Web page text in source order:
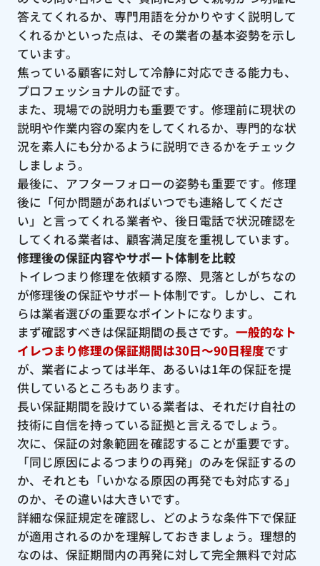
答えてくれるか、専門用語を分かりやすく説明して
くれるかといった点は、その業者の基本姿勢を示し
ています。
焦っている顧客に対して冷静に対応できる能力も、
プロフェッショナルの証です。
また、現場での説明力も重要です。修理前に現状の
説明や作業内容の案内をしてくれるか、専門的な状
況を素人にも分かるように説明できるかをチェック
しましょう。
最後に、アフターフォローの姿勢も重要です。修理
後に「何か問題があればいつでも連絡してくださ
い」と言ってくれる業者や、後日電話で状況確認を
してくれる業者は、顧客満足度を重視しています。
修理後の保証内容やサポート体制を比較
トイレつまり修理を依頼する際、見落としがちなの
が修理後の保証やサポート体制です。しかし、これ
らは業者選びの重要なポイントになります。
まず確認すべきは保証期間の長さです。 一般的なト
イレつまり修理の保証期間は30日〜90日程度です
が、業者によっては半年、あるいは1年の保証を提
供しているところもあります。
長い保証期間を設けている業者は、それだけ自社の
技術に自信を持っている証拠と言えるでしょう。
次に、保証の対象範囲を確認することが重要です。
「同じ原因によるつまりの再発」のみを保証するの
か、それとも「いかなる原因の再発でも対応する」
のか、その違いは大きいです。
詳細な保証規定を確認し、どのような条件下で保証
が適用されるのかを理解しておきましょう。理想的
なのは、保証期間内の再発に対して完全無料で対応